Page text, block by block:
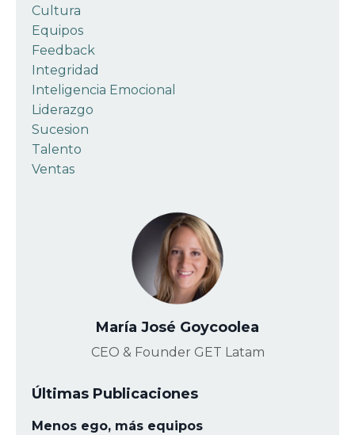
Cultura
Equipos
Feedback
Integridad
Inteligencia Emocional
Liderazgo
Sucesion
Talento
Ventas
María José Goycoolea
CEO & Founder GET Latam
Últimas Publicaciones
Menos ego, más equipos